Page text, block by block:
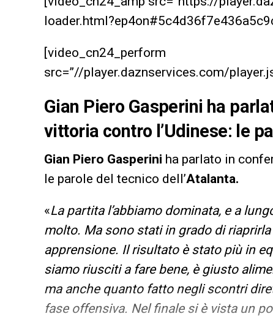
[video_cn24_perform
src=”//player.daznservices.com/
Gian Piero Gasperini ha
vittoria contro l’Udinese: le
Gian Piero Gasperini ha parlato in
le parole del tecnico dell’Atalanta.
«La partita l’abbiamo dominata, e a
molto. Ma sono stati in grado di
apprensione. Il risultato è stato più in
siamo riusciti a fare bene, è giusto
ma anche quanto fatto negli scontri
fase offensiva. Nel finale si è vista un